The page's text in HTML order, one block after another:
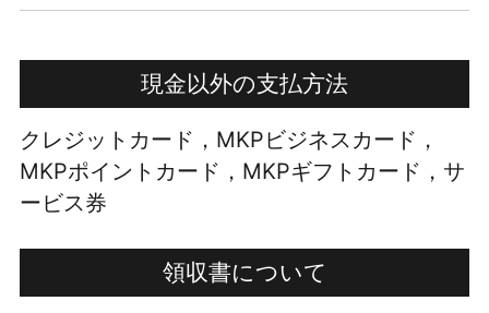
現金以外の支払方法
クレジットカード，MKPビジネスカード，
MKPポイントカード，MKPギフトカード，サ
ービス券
領収書について